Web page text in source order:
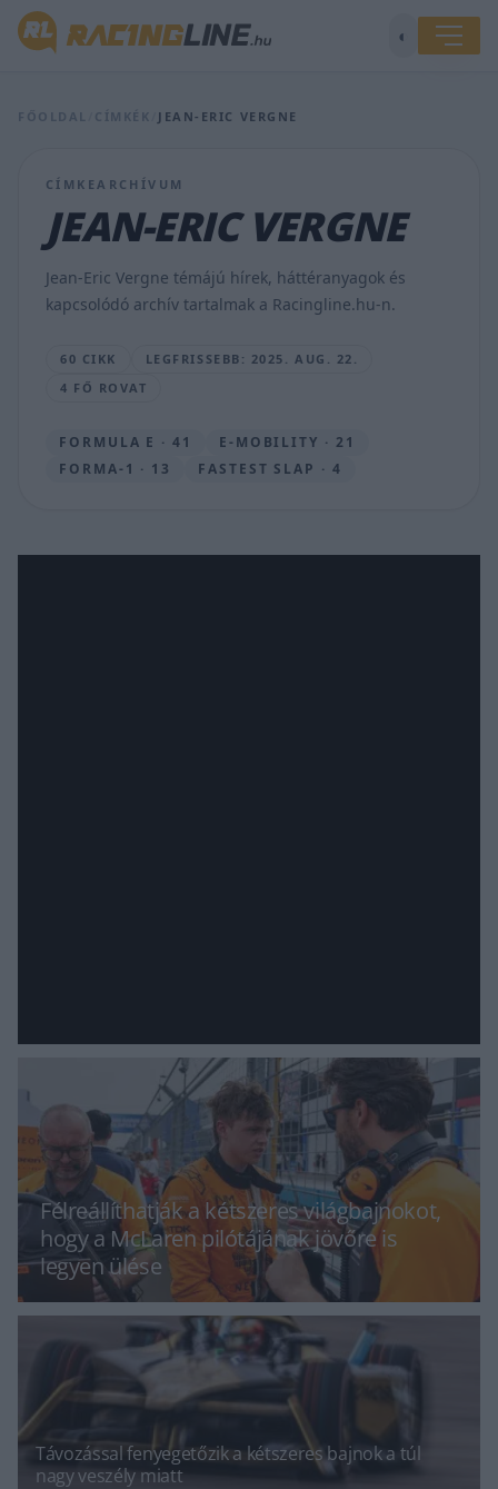
◐
FŐOLDAL CÍMKÉK JEAN-ERIC VERGNE
CÍMKEARCHÍVUM
JEAN-ERIC VERGNE
Jean-Eric Vergne témájú hírek, háttéranyagok és
kapcsolódó archív tartalmak a Racingline.hu-n.
60 CIKK
LEGFRISSEBB: 2025. AUG. 22.
4 FŐ ROVAT
FORMULA E · 41
E-MOBILITY · 21
FORMA-1 · 13
FASTEST SLAP · 4
Még
idén
autósportba
rögtön
meg
is
szerezte
a
legjobb
BOGNÁR
22.
Félreállíthatják a kétszeres világbajnokot,
hogy a McLaren pilótájának jövőre is
legyen ülése
Távozással fenyegetőzik a kétszeres bajnok a túl
nagy veszély miatt